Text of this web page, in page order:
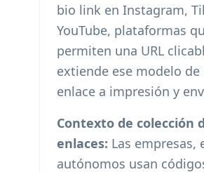
bio link en Instagram,
YouTube, plataformas
permiten una URL
extiende ese modelo de
enlace a impresión y
Contexto de colección
enlaces: Las empresas,
autónomos usan